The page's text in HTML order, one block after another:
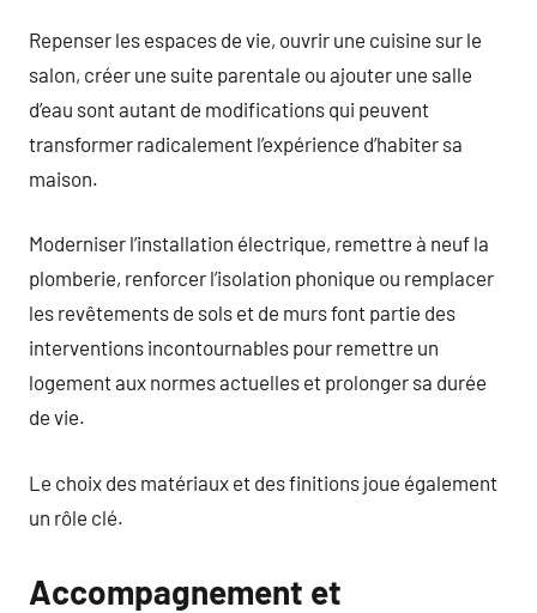
Repenser les espaces de vie, ouvrir une cuisine sur le
salon, créer une suite parentale ou ajouter une salle
d’eau sont autant de modifications qui peuvent
transformer radicalement l’expérience d’habiter sa
maison.
Moderniser l’installation électrique, remettre à neuf la
plomberie, renforcer l’isolation phonique ou remplacer
les revêtements de sols et de murs font partie des
interventions incontournables pour remettre un
logement aux normes actuelles et prolonger sa durée
de vie.
Le choix des matériaux et des finitions joue également
un rôle clé.
Accompagnement et